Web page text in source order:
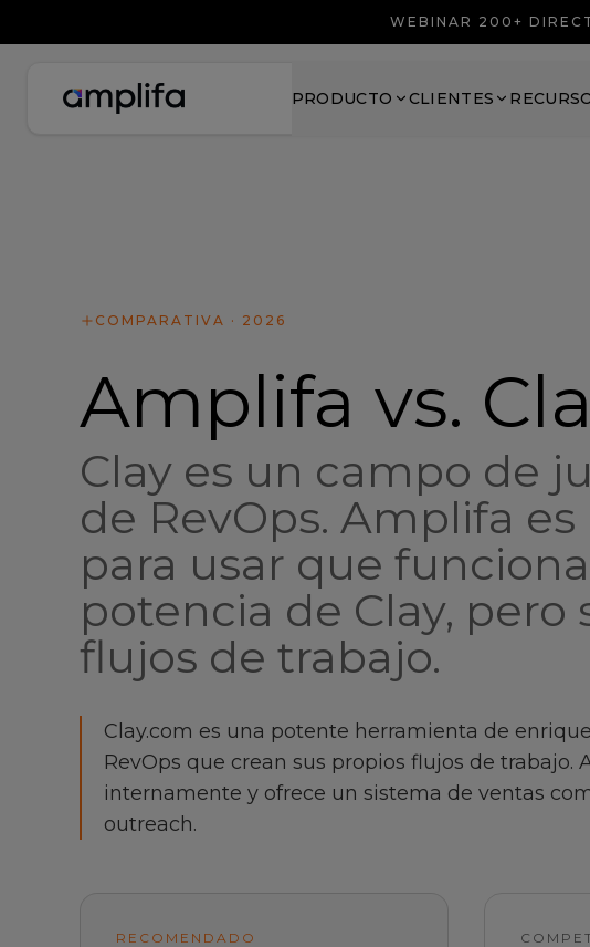
WEBINAR 200+
PRODUCTO CLIENTES
COMPARATIVA · 2026
Amplifa vs.
Clay es un campo de
de RevOps. Amplifa
para usar que
potencia de Clay,
flujos de trabajo.
Clay.com es una potente herramienta de
RevOps que crean sus propios flujos de
internamente y ofrece un sistema de ventas
outreach.
RECOMENDADO